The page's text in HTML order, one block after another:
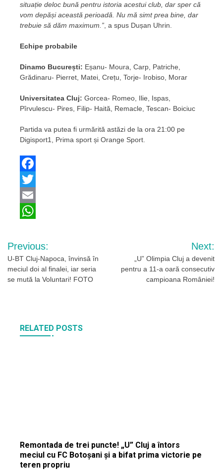
situație deloc bună pentru istoria acestui club, dar sper că
vom depăși această perioadă. Nu mă simt prea bine, dar
trebuie să dăm maximum.” , a spus Dușan Uhrin.
Echipe probabile
Dinamo București: Eșanu- Moura, Carp, Patriche,
Grădinaru- Pierret, Matei, Crețu, Torje- Irobiso, Morar
Universitatea Cluj: Gorcea- Romeo, Ilie, Ispas,
Pîrvulescu- Pires, Filip- Haită, Remacle, Tescan- Boiciuc
Partida va putea fi urmărită astăzi de la ora 21:00 pe
Digisport1, Prima sport și Orange Sport.
Facebook
Twitter
Email
Navigare
în
articole
Previous:
U-BT Cluj-Napoca, învinsă în
meciul doi al finalei, iar seria
se mută la Voluntari! FOTO
Next:
„U” Olimpia Cluj a devenit
pentru a 11-a oară consecutiv
campioana României!
RELATED POSTS
Remontada de trei puncte! „U” Cluj a întors
meciul cu FC Botoșani și a bifat prima victorie pe
teren propriu